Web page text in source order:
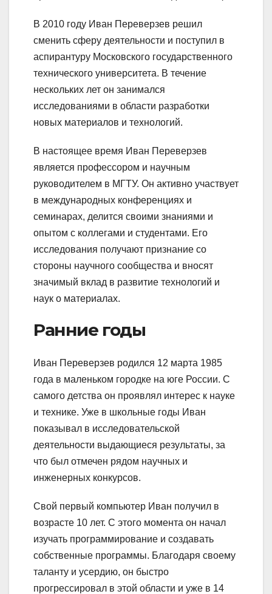
В 2010 году Иван Переверзев решил
сменить сферу деятельности и поступил в
аспирантуру Московского государственного
технического университета. В течение
нескольких лет он занимался
исследованиями в области разработки
новых материалов и технологий.
В настоящее время Иван Переверзев
является профессором и научным
руководителем в МГТУ. Он активно участвует
в международных конференциях и
семинарах, делится своими знаниями и
опытом с коллегами и студентами. Его
исследования получают признание со
стороны научного сообщества и вносят
значимый вклад в развитие технологий и
наук о материалах.
Ранние годы
Иван Переверзев родился 12 марта 1985
года в маленьком городке на юге России. С
самого детства он проявлял интерес к науке
и технике. Уже в школьные годы Иван
показывал в исследовательской
деятельности выдающиеся результаты, за
что был отмечен рядом научных и
инженерных конкурсов.
Свой первый компьютер Иван получил в
возрасте 10 лет. С этого момента он начал
изучать программирование и создавать
собственные программы. Благодаря своему
таланту и усердию, он быстро
прогрессировал в этой области и уже в 14